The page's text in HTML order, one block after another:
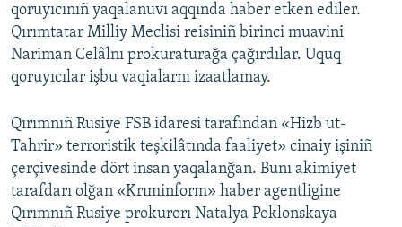
qoruyıcınıñ yaqalanuvı aqqında haber etken ediler.
Qırımtatar Milliy Meclisi reisiniñ birinci muavini
Nariman Celâlnı prokuraturağa çağırdılar. Uquq
qoruyıcılar işbu vaqialarnı izaatlamay.
Qırımnıñ Rusiye FSB idaresi tarafından «Hizb ut-
Tahrir» terroristik teşkilâtında faaliyet» cinaiy işiniñ
çerçivesinde dört insan yaqalanğan. Bunı akimiyet
tarafdarı olğan «Krıminform» haber agentligine
Qırımnıñ Rusiye prokurorı Natalya Poklonskaya